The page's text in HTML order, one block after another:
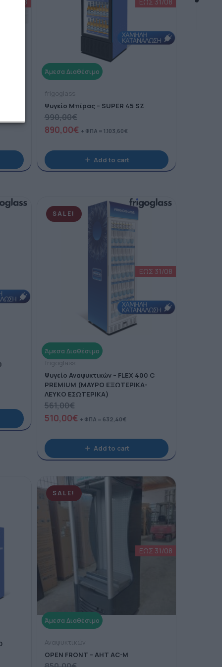
frigoglass
Ψυγείο Μπίρας – SUPER 45 SZ
990,00€
890,00€ + ΦΠΑ = 1.103,60€
Add to cart
SALE!
frigoglass
Ψυγείο Αναψυκτικών – FLEX 400 C
PREMIUM (ΜΑΥΡΟ ΕΞΩΤΕΡΙΚΑ-
ΛΕΥΚΟ ΕΣΩΤΕΡΙΚΑ)
561,00€
510,00€ + ΦΠΑ = 632,40€
Add to cart
SALE!
Αναψυκτικών
OPEN FRONT – AHT AC-M